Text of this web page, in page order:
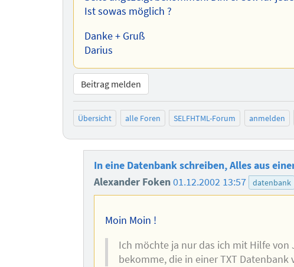
Ist sowas möglich ?
Danke + Gruß
Darius
Beitrag melden
Übersicht alle Foren SELFHTML-Forum anmelden
In eine Datenbank schreiben, Alles aus
Alexander Foken01.12.2002 13:57 datenbank
Moin Moin !
Ich möchte ja nur das ich mit Hilfe
bekomme, die in einer TXT Datenbank